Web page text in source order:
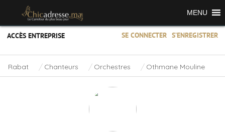
ACCÈS ENTREPRISE S’ENREGISTRER
SE CONNECTER
MENU
Rabat Chanteurs Orchestres Othmane Mouline